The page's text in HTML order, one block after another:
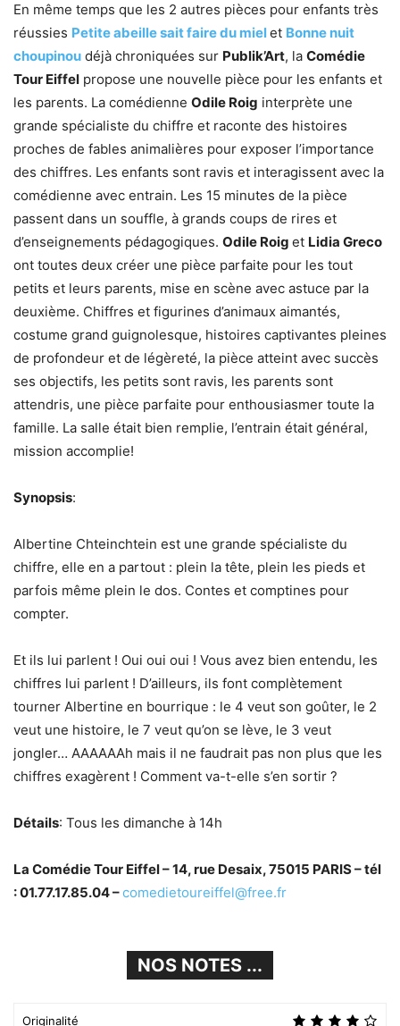
En même temps que les 2 autres pièces pour enfants très
réussies Petite abeille sait faire du mielet Bonne nuit
choupinou déjà chroniquées sur Publik’Art, la Comédie
Tour Eiffel propose une nouvelle pièce pour les enfants et
les parents. La comédienne Odile Roig interprète une
grande spécialiste du chiffre et raconte des histoires
proches de fables animalières pour exposer l’importance
des chiffres. Les enfants sont ravis et interagissent avec la
comédienne avec entrain. Les 15 minutes de la pièce
passent dans un souffle, à grands coups de rires et
d’enseignements pédagogiques. Odile Roig et Lidia Greco
ont toutes deux créer une pièce parfaite pour les tout
petits et leurs parents, mise en scène avec astuce par la
deuxième. Chiffres et figurines d’animaux aimantés,
costume grand guignolesque, histoires captivantes pleines
de profondeur et de légèreté, la pièce atteint avec succès
ses objectifs, les petits sont ravis, les parents sont
attendris, une pièce parfaite pour enthousiasmer toute la
famille. La salle était bien remplie, l’entrain était général,
mission accomplie!
Synopsis:
Albertine Chteinchtein est une grande spécialiste du
chiffre, elle en a partout : plein la tête, plein les pieds et
parfois même plein le dos. Contes et comptines pour
compter.
Et ils lui parlent ! Oui oui oui ! Vous avez bien entendu, les
chiffres lui parlent ! D’ailleurs, ils font complètement
tourner Albertine en bourrique : le 4 veut son goûter, le 2
veut une histoire, le 7 veut qu’on se lève, le 3 veut
jongler… AAAAAAh mais il ne faudrait pas non plus que les
chiffres exagèrent ! Comment va-t-elle s’en sortir ?
Détails: Tous les dimanche à 14h
La Comédie Tour Eiffel – 14, rue Desaix, 75015 PARIS – tél
: 01.77.17.85.04 –comedietoureiffel@free.fr
NOS NOTES ...
Originalité